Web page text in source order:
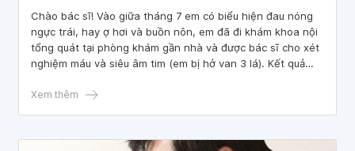
Chào bác sĩ! Vào giữa tháng 7 em có biểu hiện đau nóng
ngực trái, hay ợ hơi và buồn nôn, em đã đi khám khoa nội
tổng quát tại phòng khám gần nhà và được bác sĩ cho xét
nghiệm máu và siêu âm tim (em bị hở van 3 lá). Kết quả
thuốc thì không khỏi và có tiến triển nặng hơn. Dạo này
muốn hỏi triệu chứng đau tức ngực lan xuống eo kèm buồn
Xem thêm